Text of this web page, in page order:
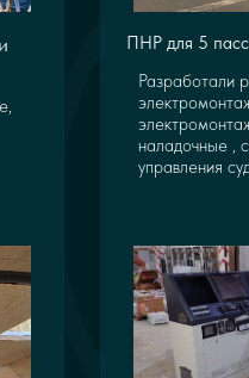
Разработали
наладочные ,
управления
ПНР для 5